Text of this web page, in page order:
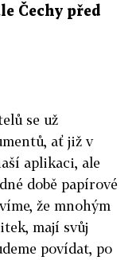
Čechy před
se už
ať již v
aplikaci, ale
době papírové
že mnohým
mají svůj
povídat, po